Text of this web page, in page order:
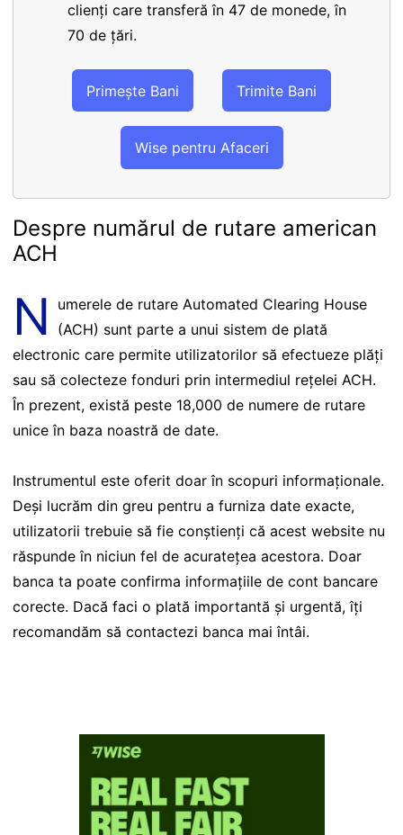
clienți care transferă în 47 de monede, în
70 de țări.
Primește Bani Trimite Bani
Wise pentru Afaceri
Despre numărul de rutare american
ACH
N
umerele de rutare Automated Clearing House
(ACH) sunt parte a unui sistem de plată
electronic care permite utilizatorilor să efectueze plăți
sau să colecteze fonduri prin intermediul rețelei ACH.
În prezent, există peste 18,000 de numere de rutare
unice în baza noastră de date.
Instrumentul este oferit doar în scopuri informaționale.
Deși lucrăm din greu pentru a furniza date exacte,
utilizatorii trebuie să fie conștienți că acest website nu
răspunde în niciun fel de acuratețea acestora. Doar
banca ta poate confirma informațiile de cont bancare
corecte. Dacă faci o plată importantă și urgentă, îți
recomandăm să contactezi banca mai întâi.